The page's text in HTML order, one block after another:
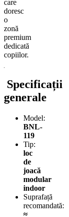
care
doresc
o
zonă
premium
dedicată
copiilor.
Specificații
generale
Model:
BNL-
119
Tip:
loc
de
joacă
modular
indoor
Suprafață
recomandată:
≈